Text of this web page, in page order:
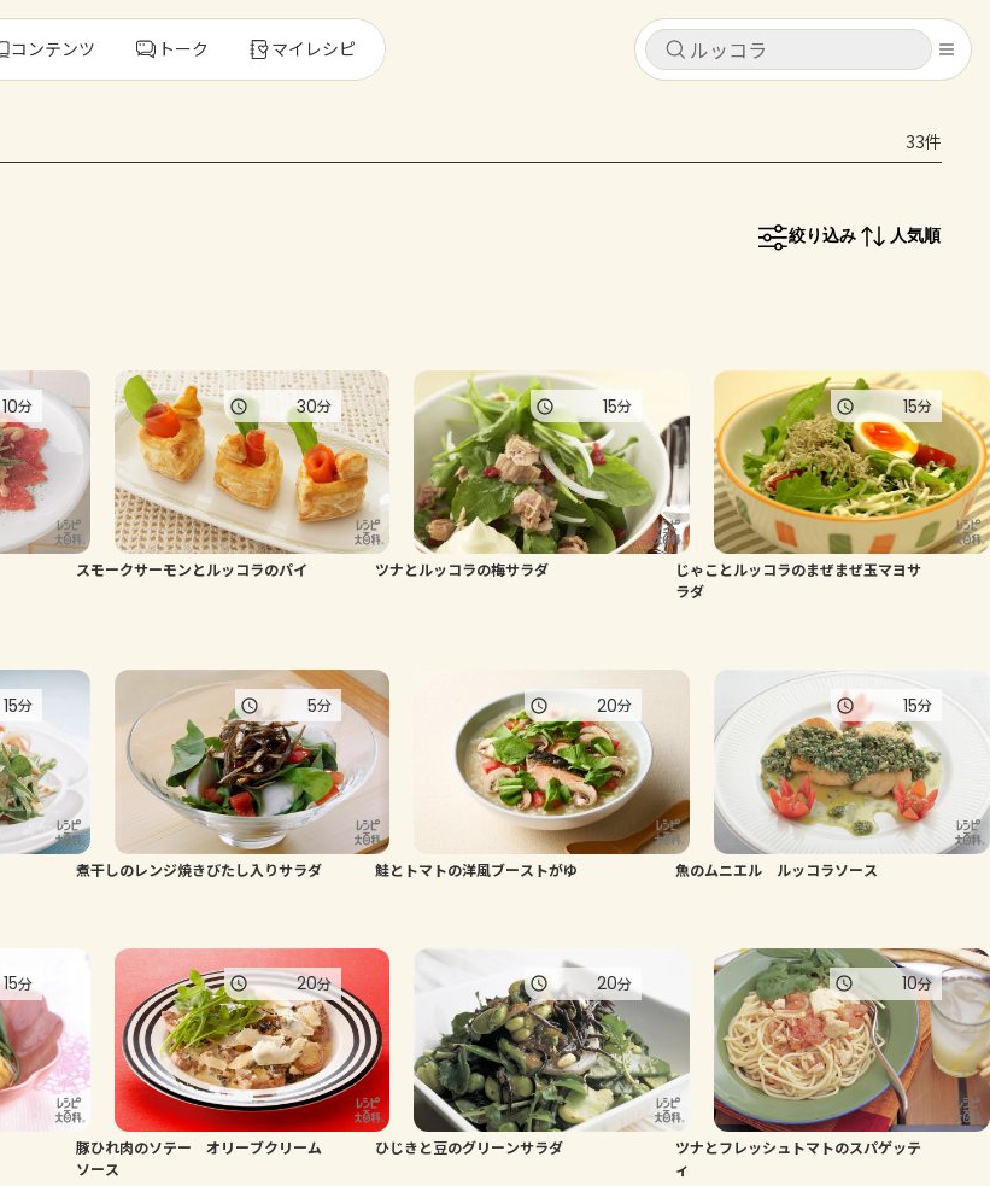
キャンセル
ログインするとレシピを保存できます
コンテンツ
レシピ
トーク
よくあるお問い合わせ
AJINOMOTO PARK とは
キャンセル
レシピ コンテンツ
コンテンツ トーク マイレシピ
33件
絞り込み 人気順
10分
スモークサーモンとルッコラのパイ
30分
ツナとルッコラの梅サラダ
15分
じゃことルッコラのまぜまぜ玉マヨサ
ラダ
15分
15分
煮干しのレンジ焼きびたし入りサラダ
5分
鮭とトマトの洋風ブーストがゆ
20分
魚のムニエル ルッコラソース
15分
15分
豚ひれ肉のソテー オリーブクリーム
ソース
20分
ひじきと豆のグリーンサラダ
20分
ツナとフレッシュトマトのスパゲッテ
ィ
10分